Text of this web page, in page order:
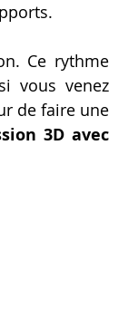
Ce rythme
vous venez
de faire une
3D avec